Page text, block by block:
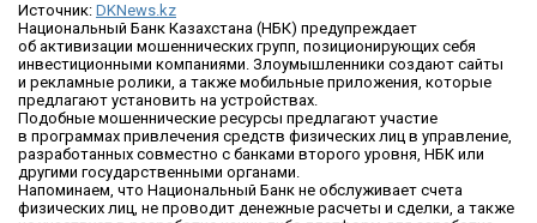
Источник: DKNews.kz
Национальный Банк Казахстана (НБК) предупреждает
об активизации мошеннических групп, позиционирующих себя
инвестиционными компаниями. Злоумышленники создают сайты
и рекламные ролики, а также мобильные приложения, которые
предлагают установить на устройствах.
Подобные мошеннические ресурсы предлагают участие
в программах привлечения средств физических лиц в управление,
разработанных совместно с банками второго уровня, НБК или
другими государственными органами.
Напоминаем, что Национальный Банк не обслуживает счета
физических лиц, не проводит денежные расчеты и сделки, а также